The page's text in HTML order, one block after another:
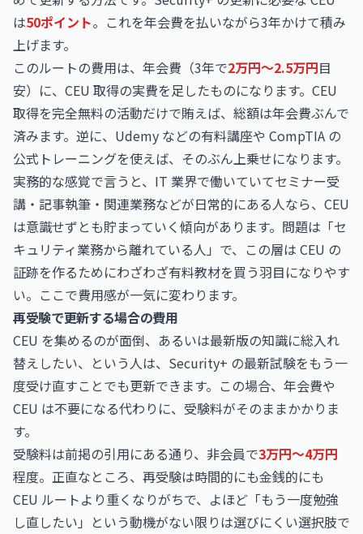
は50ポイント。これを年会費を払いながら3年かけて積み
上げます。
このルートの費用は、年会費（3年で2万円〜2.5万円目
安）に、CEU 取得の実費を足したものになります。CEU
取得を完全無料の活動だけで賄えば、総額は年会費ぶんで
済みます。逆に、Udemy などの有料講座や CompTIA の
公式トレーニングを使えば、そのぶん上乗せになります。
実務的な感覚で言うと、IT 業界で働いていてセミナー受
講・記事執筆・関連業務などが日常的にある人なら、CEU
は意識せずとも貯まっていく傾向があります。問題は「セ
キュリティ業務から離れている人」で、この層は CEU の
証跡を作るためにわざわざ有料教材を買う羽目になりやす
い。ここで費用感が一気に変わります。
再受験で更新する場合の費用
CEU を集めるのが面倒、あるいは最新版の知識に総入れ
替えしたい、という人は、Security+ の最新試験をもう一
度受け直すことでも更新できます。この場合、年会費や
CEU は不要になる代わりに、受験料がそのままかかりま
す。
受験料は前掲の引用にある通り、非会員で3万円〜4万円
程度。正直なところ、再受験は時間的にも金銭的にも
CEU ルートより重くなりがちで、よほど「もう一度勉強
し直したい」という動機がない限りは選びにくい選択肢で